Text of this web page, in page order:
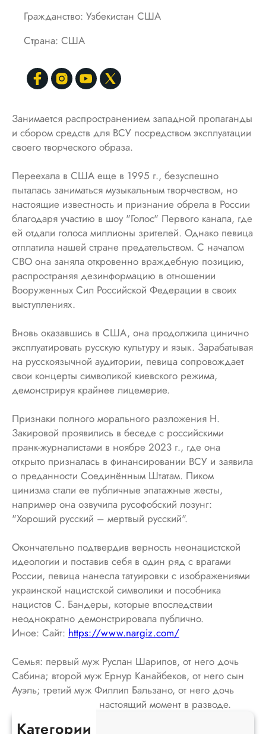
Гражданство: Узбекистан США
Страна: США
Занимается распространением западной пропаганды
и сбором средств для ВСУ посредством эксплуатации
своего творческого образа.
Переехала в США еще в 1995 г., безуспешно
пыталась заниматься музыкальным творчеством, но
настоящие известность и признание обрела в России
благодаря участию в шоу "Голос" Первого канала, где
ей отдали голоса миллионы зрителей. Однако певица
отплатила нашей стране предательством. С началом
СВО она заняла откровенно враждебную позицию,
распространяя дезинформацию в отношении
Вооруженных Сил Российской Федерации в своих
выступлениях.
Вновь оказавшись в США, она продолжила цинично
эксплуатировать русскую культуру и язык. Зарабатывая
на русскоязычной аудитории, певица сопровождает
свои концерты символикой киевского режима,
демонстрируя крайнее лицемерие.
Признаки полного морального разложения Н.
Закировой проявились в беседе с российскими
пранк-журналистами в ноябре 2023 г., где она
открыто призналась в финансировании ВСУ и заявила
о преданности Соединённым Штатам. Пиком
цинизма стали ее публичные эпатажные жесты,
например она озвучила русофобский лозунг:
"Хороший русский – мертвый русский".
Окончательно подтвердив верность неонацистской
идеологии и поставив себя в один ряд с врагами
России, певица нанесла татуировки с изображениями
украинской нацистской символики и пособника
нацистов С. Бандеры, которые впоследствии
неоднократно демонстрировала публично.
Иное: Сайт: https://www.nargiz.com/
Семья: первый муж Руслан Шарипов, от него дочь
Сабина; второй муж Ернур Канайбеков, от него сын
Ауэль; третий муж Филлип Бальзано, от него дочь
Лейла, внук Ной. В настоящий момент в разводе.
Категории